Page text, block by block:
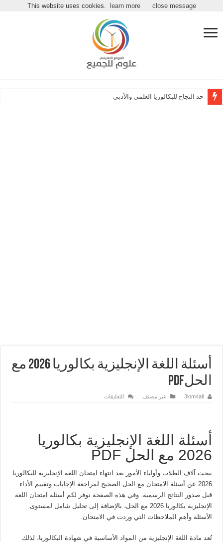
مرحباً بكـ بموقع علوم للجميع
حد النجاح للبكالوريا العلمي والأدبي
أسئلة اللغة الإنجليزية بكالوريا 2026 مع
الحلPDF
3lom4all غير مصنف التعليقات
الحلPDF
مغلقة
أسئلة اللغة الإنجليزية بكالوريا
2026 مع الحل PDF
يبحث آلاف الطلاب وأولياء الأمور بعد انتهاء امتحان اللغة الإنجليزية للبكالوريا
2026 عن أسئلة الامتحان مع الحل الصحيح لمراجعة الإجابات وتقييم الأداء
قبل صدور النتائج الرسمية. وفي هذه الصفحة نوفر لكم أسئلة امتحان اللغة
الإنجليزية بكالوريا 2026 مع الحل، بالإضافة إلى تحليل شامل لمستوى
الأسئلة وأهم الملاحظات التي وردت في الامتحان.
تُعد مادة اللغة الإنجليزية من المواد الأساسية في شهادة البكالوريا، لذلك
This website uses cookies. learn more close message